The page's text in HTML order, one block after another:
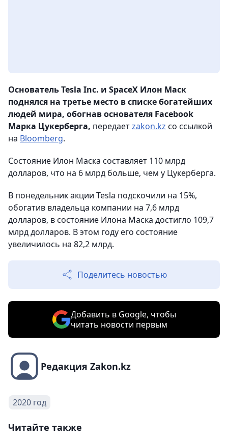
Основатель Tesla Inc. и SpaceX Илон Маск
поднялся на третье место в списке богатейших
людей мира, обогнав основателя Facebook
Марка Цукерберга, передаетzakon.kz со ссылкой
на Bloomberg.
Состояние Илон Маска составляет 110 млрд
долларов, что на 6 млрд больше, чем у Цукерберга.
В понедельник акции Tesla подскочили на 15%,
обогатив владельца компании на 7,6 млрд
долларов, в состояние Илона Маска достигло 109,7
млрд долларов. В этом году его состояние
увеличилось на 82,2 млрд.
Поделитесь новостью
Добавить в Google, чтобы
читать новости первым
Редакция Zakon.kz
2020 год
Читайте также